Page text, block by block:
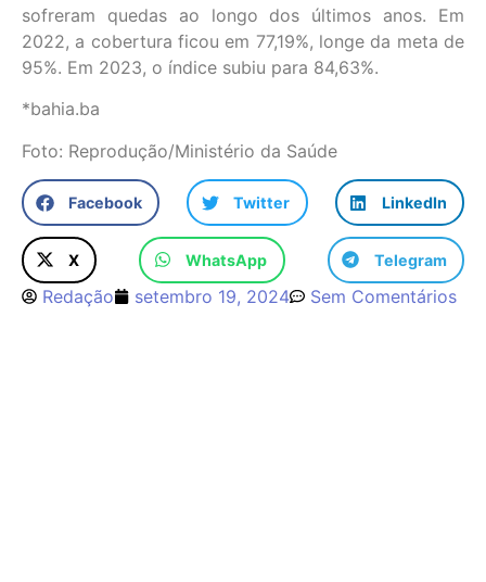
sofreram quedas ao longo dos últimos anos. Em
2022, a cobertura ficou em 77,19%, longe da meta de
95%. Em 2023, o índice subiu para 84,63%.
*bahia.ba
Foto: Reprodução/Ministério da Saúde
Facebook Twitter LinkedIn
X WhatsApp Telegram
Redação setembro 19, 2024 Sem Comentários